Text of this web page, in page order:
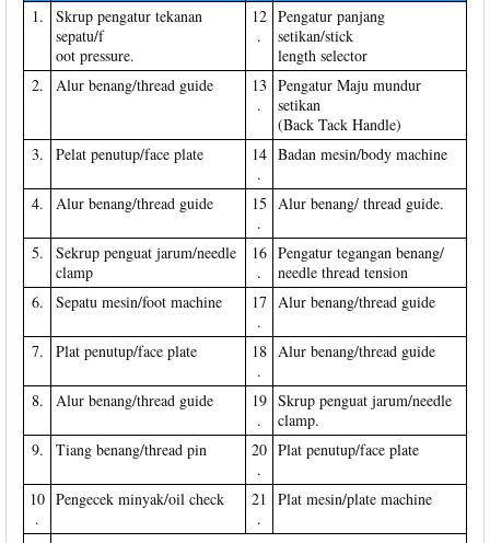
1.
Skrup pengatur tekanan
sepatu/f
oot pressure.
12
.
Pengatur panjang
setikan/stick
length selector
2.
Alur benang/thread guide
13
.
Pengatur Maju mundur
setikan
(Back Tack Handle)
3.
Pelat penutup/face plate
14
.
Badan mesin/body machine
4. Alur benang/thread guide
15
.
Alur benang/ thread guide.
5.
Sekrup penguat jarum/needle
clamp
16
.
Pengatur tegangan benang/
needle thread tension
6.
Sepatu mesin/foot machine
17
.
Alur benang/thread guide
7. Plat penutup/face plate
18
.
Alur benang/thread guide
8. Alur benang/thread guide
19
.
Skrup penguat jarum/needle
clamp.
9.
Tiang benang/thread pin
20
.
Plat penutup/face plate
10
.
Pengecek minyak/oil check
21
.
Plat mesin/plate machine